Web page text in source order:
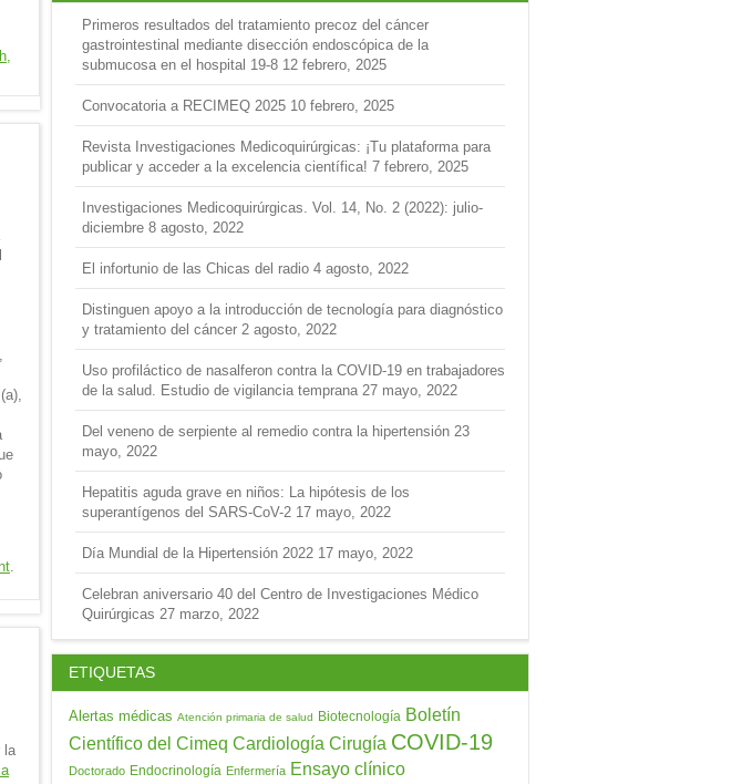
.
la
Primeros resultados del tratamiento precoz del cáncer
gastrointestinal mediante disección endoscópica de la
submucosa en el hospital 19-8 12 febrero, 2025
Convocatoria a RECIMEQ 2025 10 febrero, 2025
Revista Investigaciones Medicoquirúrgicas: ¡Tu plataforma para
publicar y acceder a la excelencia científica! 7 febrero, 2025
Investigaciones Medicoquirúrgicas. Vol. 14, No. 2 (2022): julio-
diciembre 8 agosto, 2022
El infortunio de las Chicas del radio 4 agosto, 2022
Distinguen apoyo a la introducción de tecnología para diagnóstico
y tratamiento del cáncer 2 agosto, 2022
Uso profiláctico de nasalferon contra la COVID-19 en trabajadores
de la salud. Estudio de vigilancia temprana 27 mayo, 2022
Del veneno de serpiente al remedio contra la hipertensión 23
mayo, 2022
Hepatitis aguda grave en niños: La hipótesis de los
superantígenos del SARS-CoV-2 17 mayo, 2022
Día Mundial de la Hipertensión 2022 17 mayo, 2022
Celebran aniversario 40 del Centro de Investigaciones Médico
Quirúrgicas 27 marzo, 2022
ETIQUETAS
Alertas médicas Atención primaria de salud Biotecnología Boletín
Científico del Cimeq Cardiología Cirugía COVID-19
Doctorado Endocrinología Enfermería Ensayo clínico